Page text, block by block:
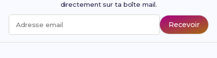
directement sur ta boîte mail.
Adresse email Recevoir